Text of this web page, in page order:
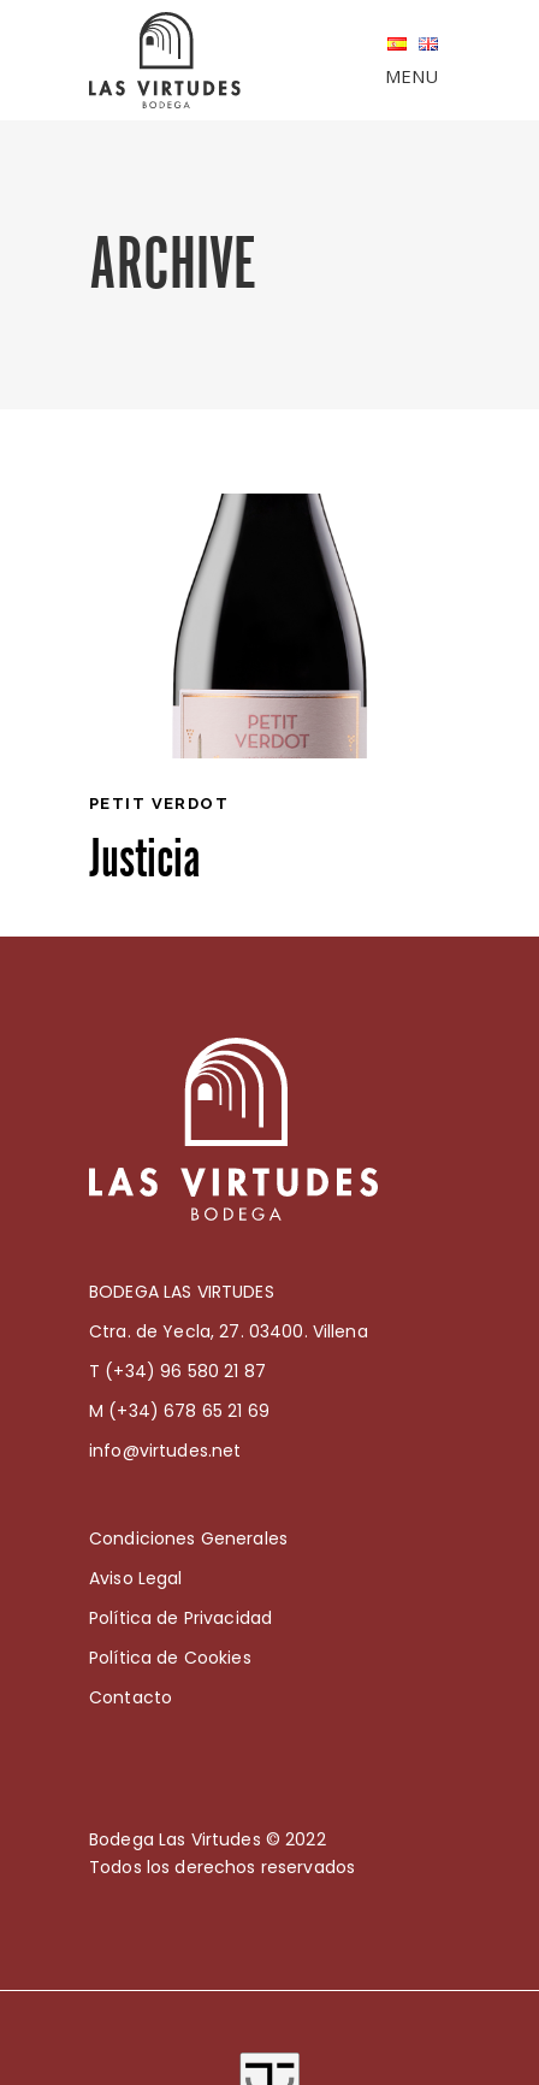
MENU
ARCHIVE
PETIT VERDOT
Justicia
BODEGA LAS VIRTUDES
Ctra. de Yecla, 27. 03400. Villena
T (+34) 96 580 21 87
M (+34) 678 65 21 69
info@virtudes.net
Condiciones Generales
Aviso Legal
Política de Privacidad
Política de Cookies
Contacto
Bodega Las Virtudes © 2022
Todos los derechos reservados